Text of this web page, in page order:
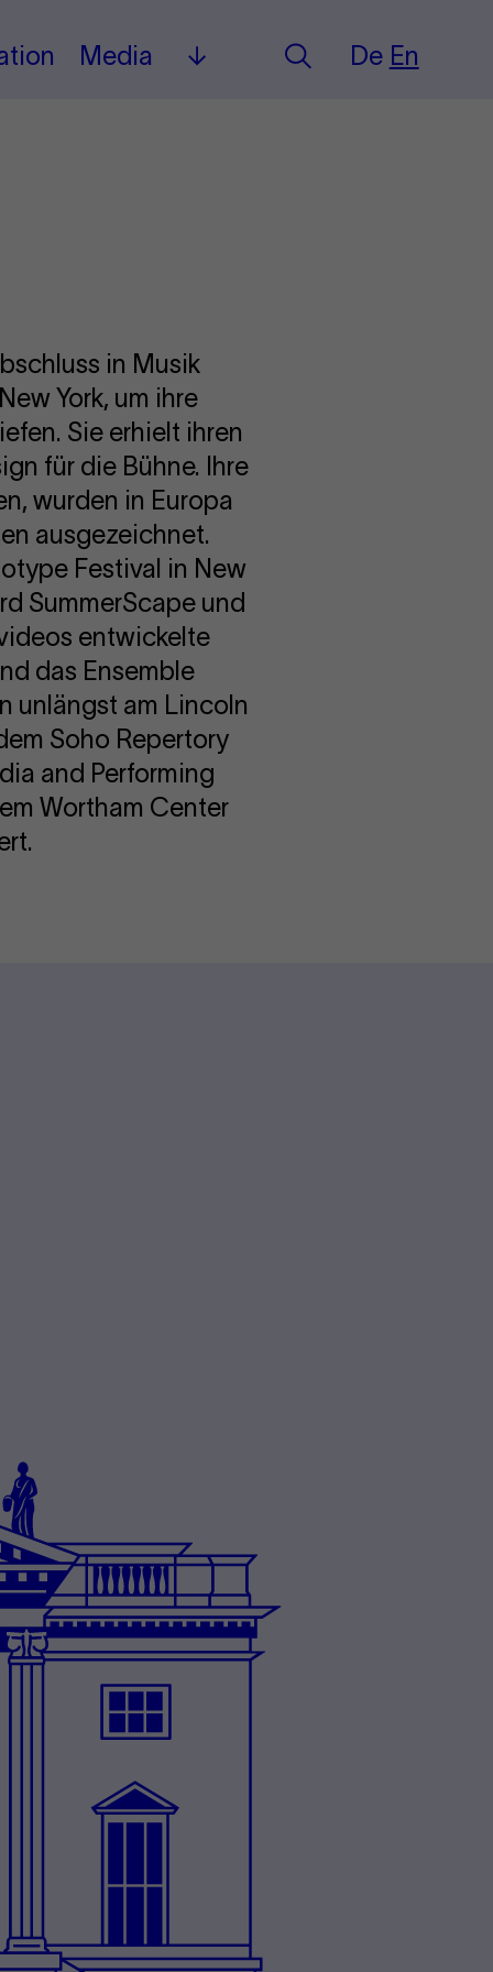
Media
Mehr SearchDeutsch
De English
En
in Musik
York, um ihre
Sie erhielt ihren
für die Bühne. Ihre
wurden in Europa
ausgezeichnet.
Festival in New
SummerScape und
entwickelte
das Ensemble
unlängst am Lincoln
Soho Repertory
and Performing
Wortham Center